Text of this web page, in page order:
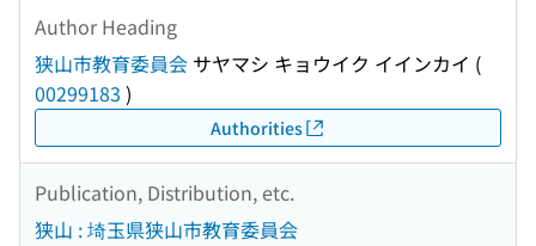
Author Heading
狭山市教育委員会 サヤマシ キョウイク イインカイ (
00299183 )
Authorities
Publication, Distribution, etc.
狭山 : 埼玉県狭山市教育委員会